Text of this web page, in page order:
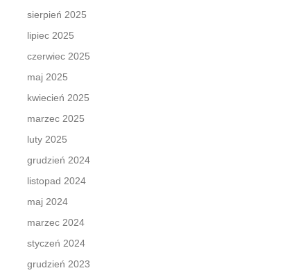
sierpień 2025
lipiec 2025
czerwiec 2025
maj 2025
kwiecień 2025
marzec 2025
luty 2025
grudzień 2024
listopad 2024
maj 2024
marzec 2024
styczeń 2024
grudzień 2023